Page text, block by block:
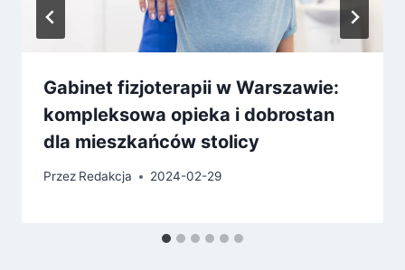
Gabinet fizjoterapii w Warszawie:
kompleksowa opieka i dobrostan
dla mieszkańców stolicy
Przez Redakcja 2024-02-29